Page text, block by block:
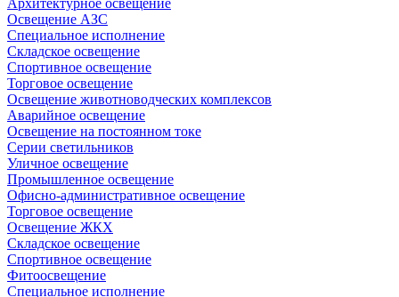
Архитектурное освещение
Освещение АЗС
Специальное исполнение
Складское освещение
Спортивное освещение
Торговое освещение
Освещение животноводческих комплексов
Аварийное освещение
Освещение на постоянном токе
Серии светильников
Уличное освещение
Промышленное освещение
Офисно-административное освещение
Торговое освещение
Освещение ЖКХ
Складское освещение
Спортивное освещение
Фитоосвещение
Специальное исполнение